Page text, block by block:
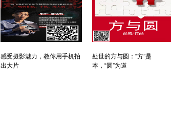
感受摄影魅力，教你用手机拍
出大片
处世的方与圆：“方”是
本，“圆”为道